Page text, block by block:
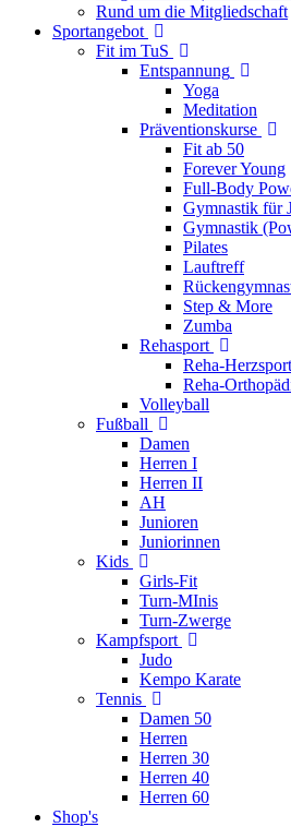
Rund um die Mitgliedschaft
Sportangebot
Fit im TuS
Entspannung
Yoga
Meditation
Präventionskurse
Fit ab 50
Forever Young
Full-Body
Gymnastik für
Gymnastik
Pilates
Lauftreff
Step & More
Zumba
Rehasport
Reha-Herzsport
Reha-
Volleyball
Fußball
Damen
Herren I
Herren II
AH
Junioren
Juniorinnen
Kids
Girls-Fit
Turn-MInis
Turn-Zwerge
Kampfsport
Judo
Kempo Karate
Tennis
Damen 50
Herren
Herren 30
Herren 40
Herren 60
Shop's